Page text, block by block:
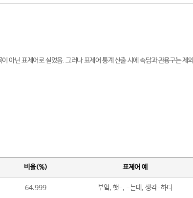
아닌 표제어로 실었음. 그러나 표제어 통계 산출 시에 속담과 관용구는 제외
비율(%) 표제어 예
64.999 부엌, 햇-, -는데, 생각-하다